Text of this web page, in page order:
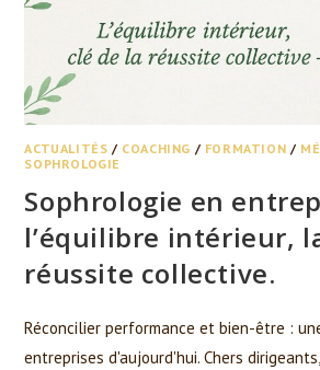
ACTUALITÉS / COACHING / FORMATION /
SOPHROLOGIE
Sophrologie en
l’équilibre intérieur,
réussite collective.
Réconcilier performance et bien-être :
entreprises d'aujourd'hui. Chers